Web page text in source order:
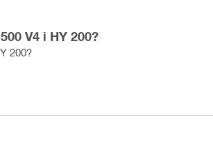
V4 i HY 200?
200?